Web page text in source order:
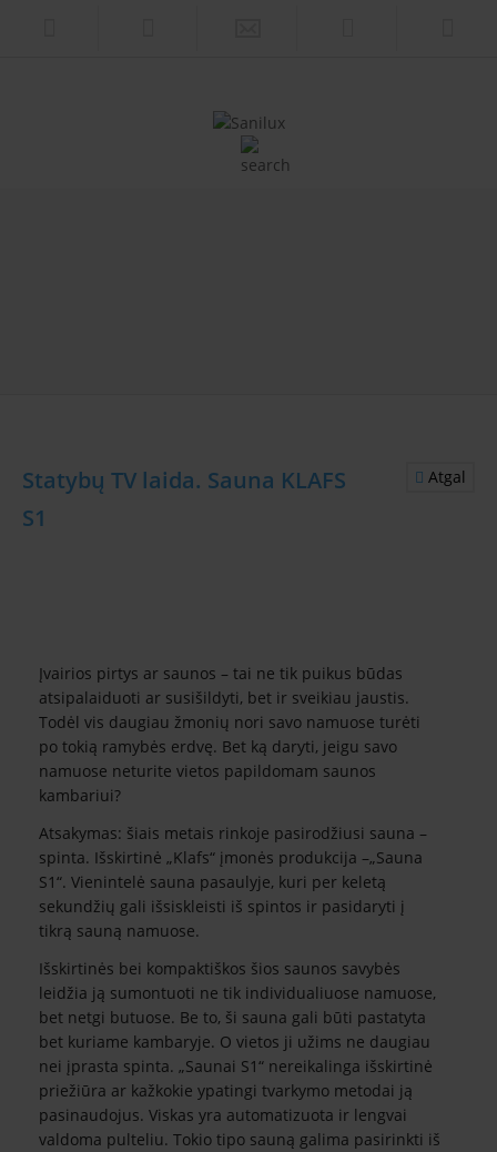
Statybų TV laida. Sauna KLAFS
S1
Atgal
Įvairios pirtys ar saunos – tai ne tik puikus būdas
atsipalaiduoti ar susišildyti, bet ir sveikiau jaustis.
Todėl vis daugiau žmonių nori savo namuose turėti
po tokią ramybės erdvę. Bet ką daryti, jeigu savo
namuose neturite vietos papildomam saunos
kambariui?
Atsakymas: šiais metais rinkoje pasirodžiusi sauna –
spinta. Išskirtinė „Klafs“ įmonės produkcija –„Sauna
S1“. Vienintelė sauna pasaulyje, kuri per keletą
sekundžių gali išsiskleisti iš spintos ir pasidaryti į
tikrą sauną namuose.
Išskirtinės bei kompaktiškos šios saunos savybės
leidžia ją sumontuoti ne tik individualiuose namuose,
bet netgi butuose. Be to, ši sauna gali būti pastatyta
bet kuriame kambaryje. O vietos ji užims ne daugiau
nei įprasta spinta. „Saunai S1“ nereikalinga išskirtinė
priežiūra ar kažkokie ypatingi tvarkymo metodai ją
pasinaudojus. Viskas yra automatizuota ir lengvai
valdoma pulteliu. Tokio tipo sauną galima pasirinkti iš